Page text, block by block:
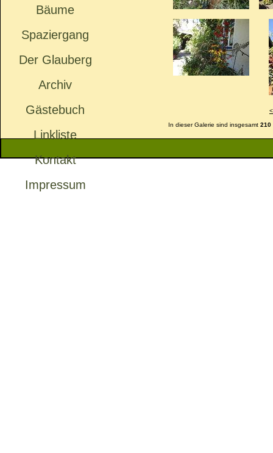
Bäume
Spaziergang
Der Glauberg
Archiv
Gästebuch
Linkliste
Kontakt
Impressum
In dieser Galerie sind insgesamt